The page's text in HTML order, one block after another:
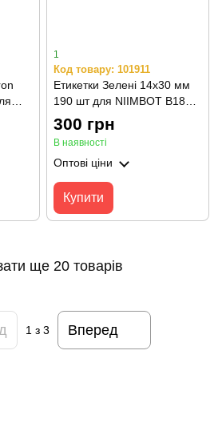
1
Код товару: 101911
Етикетки Зелені 14х30 мм
190 шт для NIIMBOT B18
(N1)
300 грн
В наявності
Оптові ціни
Купити
ще 20 товарів
1 з 3 Вперед